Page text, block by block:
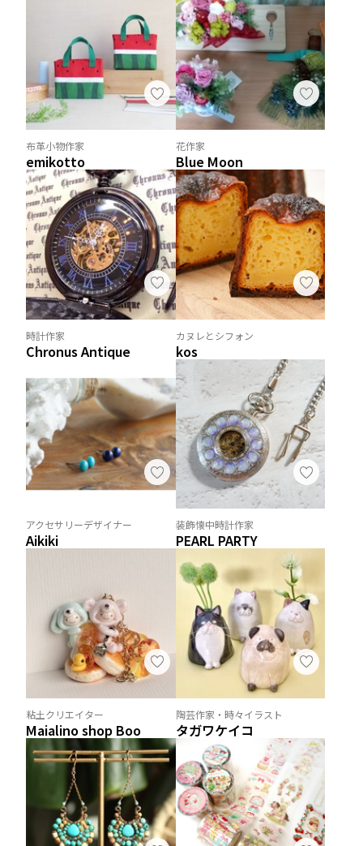
布革小物作家
emikotto
花作家
Blue Moon
時計作家
Chronus Antique
カヌレとシフォン
kos
アクセサリーデザイナー
Aikiki
装飾懐中時計作家
PEARL PARTY
粘土クリエイター
Maialino shop Boo
陶芸作家・時々イラスト
タガワケイコ